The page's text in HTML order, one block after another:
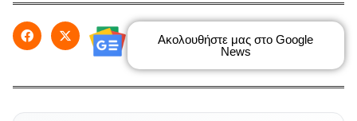
Ακολουθήστε μας στο Google
News